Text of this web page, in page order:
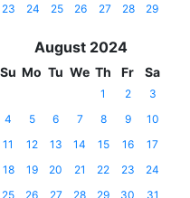
23
24 25 26 27 28 29
August 2024
Su Mo Tu We Th Fr Sa
1 2
3
4
5 6 7 8 9
10
11
12 13 14 15 16
17
18
19 20 21 22 23
24
25
26 27 28 29 30 31